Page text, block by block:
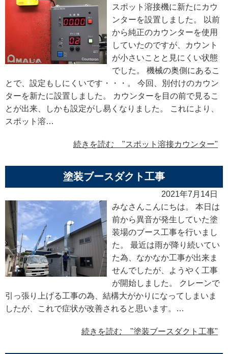
スポット溶接機に新たにカウ
ンターを設置しました。 以前
から純正のカウンターを使用
していたのですが、カウント
が小さいことと見にくい状態
でした。 機械の奥側にあるこ
とで、設定もしにくいです・・・。 今回、別付けのカウン
ターを新たに設置しました。 カウンターを目の前で見るこ
とが出来、しかも設定がし易くなりました。 これにより、
スポット溶…
続きを読む "スポット溶接カウンター"
塗装ブースダクト工事
2021年7月14日
みなさんこんにちは。 本日は
前から異音が発生していた塗
装場のブース工事を行いまし
た。 最近は雨が降り続いてい
た為、なかなか工事が出来ま
せんでしたが、ようやく工事
が開始しました。 クレーンで
引っ張り上げる工事の為、結構大がかりになってしまいま
したが、これで症状が改善されると思います。…
続きを読む "塗装ブースダクト工事"